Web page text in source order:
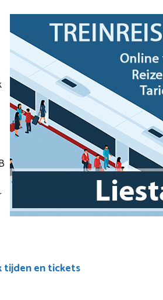
tijden en tickets